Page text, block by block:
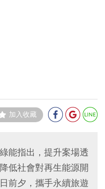
加入收藏
能指出，提升案場透
低社會對再生能源開
前夕，攜手永續旅遊